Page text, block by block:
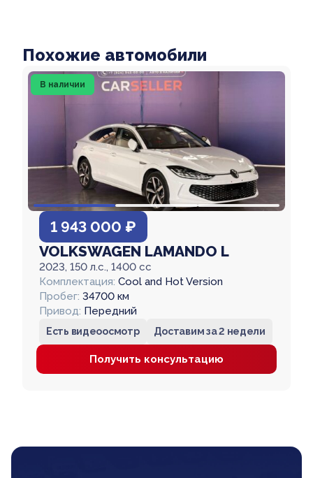
Похожие автомобили
В наличии
1 943 000 ₽
VOLKSWAGEN LAMANDO L
2023, 150 л.с., 1400 cc
Комплектация: Cool and Hot Version
Пробег: 34700 км
Привод: Передний
Есть видеоосмотр Доставим за 2 недели
Получить консультацию